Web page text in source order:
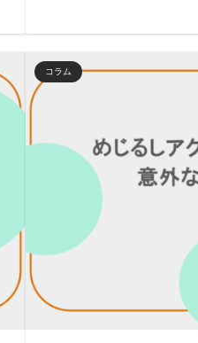
コラム